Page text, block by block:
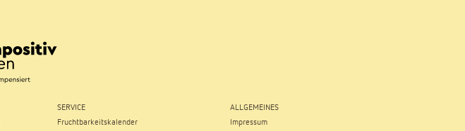
SERVICE
Fruchtbarkeitskalender
ALLGEMEINES
Impressum